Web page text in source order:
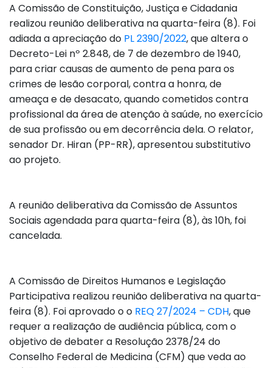
A Comissão de Constituição, Justiça e Cidadania
realizou reunião deliberativa na quarta-feira (8). Foi
adiada a apreciação do PL 2390/2022, que altera o
Decreto-Lei nº 2.848, de 7 de dezembro de 1940,
para criar causas de aumento de pena para os
crimes de lesão corporal, contra a honra, de
ameaça e de desacato, quando cometidos contra
profissional da área de atenção à saúde, no exercício
de sua profissão ou em decorrência dela. O relator,
senador Dr. Hiran (PP-RR), apresentou substitutivo
ao projeto.
A reunião deliberativa da Comissão de Assuntos
Sociais agendada para quarta-feira (8), às 10h, foi
cancelada.
A Comissão de Direitos Humanos e Legislação
Participativa realizou reunião deliberativa na quarta-
feira (8). Foi aprovado o o REQ 27/2024 – CDH, que
requer a realização de audiência pública, com o
objetivo de debater a Resolução 2378/24 do
Conselho Federal de Medicina (CFM) que veda ao